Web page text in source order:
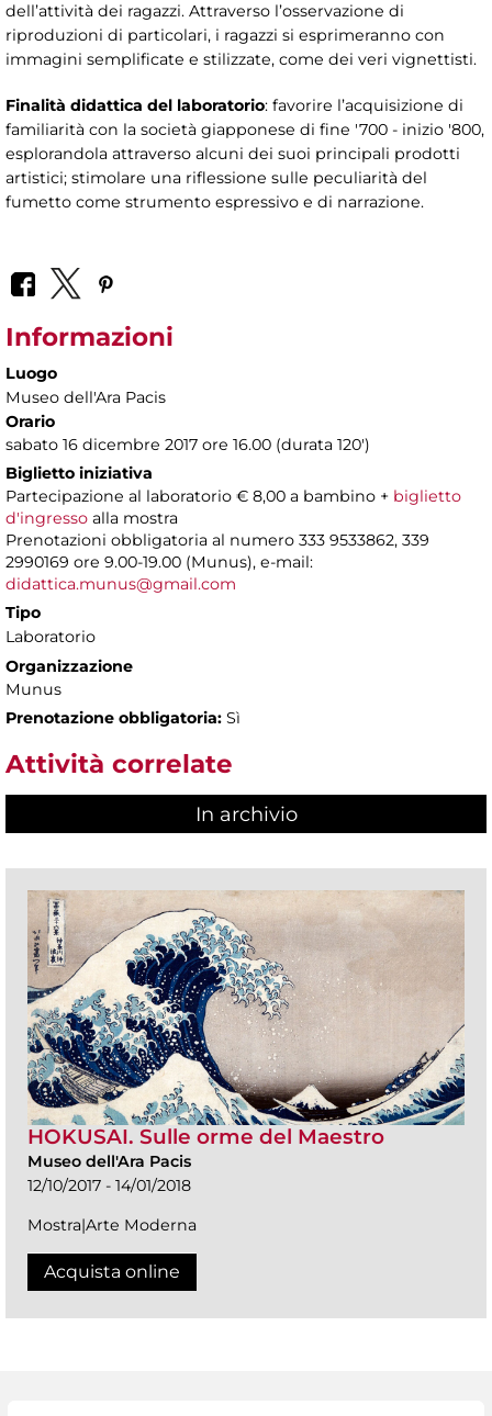
dell’attività dei ragazzi. Attraverso l’osservazione di
riproduzioni di particolari, i ragazzi si esprimeranno con
immagini semplificate e stilizzate, come dei veri vignettisti.
Finalità didattica del laboratorio: favorire l’acquisizione di
familiarità con la società giapponese di fine '700 - inizio '800,
esplorandola attraverso alcuni dei suoi principali prodotti
artistici; stimolare una riflessione sulle peculiarità del
fumetto come strumento espressivo e di narrazione.
Informazioni
Luogo
Museo dell'Ara Pacis
Orario
sabato 16 dicembre 2017 ore 16.00 (durata 120')
Biglietto iniziativa
Partecipazione al laboratorio € 8,00 a bambino + biglietto
d'ingresso alla mostra
Prenotazioni obbligatoria al numero 333 9533862, 339
2990169 ore 9.00-19.00 (Munus), e-mail:
didattica.munus@gmail.com
Tipo
Laboratorio
Organizzazione
Munus
Prenotazione obbligatoria: Sì
Attività correlate
In archivio
HOKUSAI. Sulle orme del Maestro
Museo dell'Ara Pacis
12/10/2017 - 14/01/2018
Mostra|Arte Moderna
Acquista online